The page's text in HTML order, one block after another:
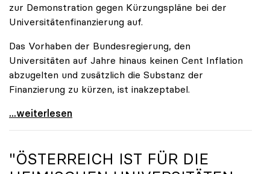
zur Demonstration gegen Kürzungspläne bei der
Universitätenfinanzierung auf.
Das Vorhaben der Bundesregierung, den
Universitäten auf Jahre hinaus keinen Cent Inflation
abzugelten und zusätzlich die Substanz der
Finanzierung zu kürzen, ist inakzeptabel.
#UnisRetten Warum es sich zu demonstrieren lohnt
...weiterlesen
"ÖSTERREICH IST FÜR DIE